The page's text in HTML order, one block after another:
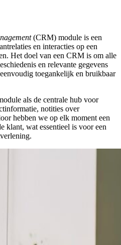
(CRM) module is een
en interacties op een
Het doel van een CRM is om alle
en relevante gegevens
toegankelijk en bruikbaar
als de centrale hub voor
notities over
hebben we op elk moment een
klant, wat essentieel is voor een